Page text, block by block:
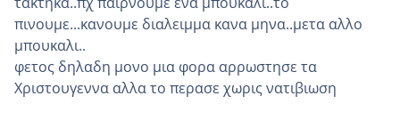
πινουμε...κανουμε διαλειμμα κανα μηνα..μετα αλλο
μπουκαλι..
φετος δηλαδη μονο μια φορα αρρωστησε τα
Χριστουγεννα αλλα το περασε χωρις νατιβιωση